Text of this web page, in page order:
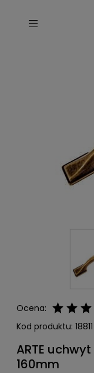
Ocena:
Kod produktu: 18811
ARTE uchwyt
160mm